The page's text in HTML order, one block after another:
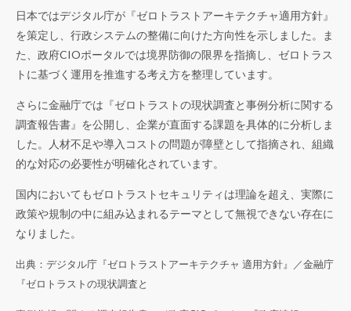
日本ではデジタル庁が『ゼロトラストアーキテクチャ適用方針』
を策定し、行政システムの整備に向けた方向性を示しました。ま
た、政府CIOポータルでは境界防御の限界を指摘し、ゼロトラス
トに基づく運用を推進する考え方を整理しています。
さらに金融庁では『ゼロトラストの現状調査と事例分析に関する
調査報告書』を公開し、企業が直面する課題を具体的に分析しま
した。人材不足や導入コストの問題が障壁として指摘され、組織
的な対応の必要性が明確化されています。
国内においてもゼロトラストセキュリティは理論を超え、実際に
政策や規制の中に組み込まれるテーマとして無視できない存在に
なりました。
出典：デジタル庁『ゼロトラストアーキテクチャ 適用方針』／金融庁
『ゼロトラストの現状調査と